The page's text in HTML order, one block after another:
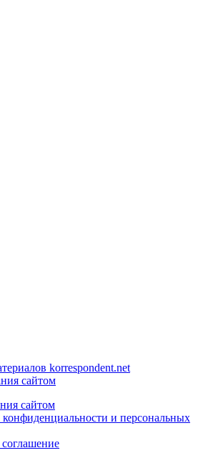
korrespondent.net
сайтом
сайтом
и персональных
соглашение